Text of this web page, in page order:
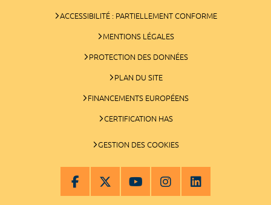
ACCESSIBILITÉ : PARTIELLEMENT CONFORME
MENTIONS LÉGALES
PROTECTION DES DONNÉES
PLAN DU SITE
FINANCEMENTS EUROPÉENS
CERTIFICATION HAS
GESTION DES COOKIES